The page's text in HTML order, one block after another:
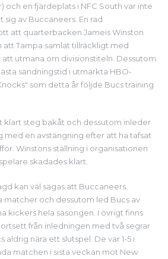
och en fjärdeplats i NFC South var inte
av Buccaneers. En rad
att quarterbacken Jameis Winston
att Tampa samlat tillräckligt med
utmana om divisionstiteln. Dessutom
sändningstid i utmärkta HBO-
som detta år följde Bucs training
klart steg bakåt och dessutom inleder
med en avstängning efter att ha tafsat
Winstons ställning i organisationen
skadades klart.
kan väl sägas att Buccaneers
matcher och dessutom led Bucs av
kickers hela säsongen. I övrigt finns
från inledningen med två segrar
aldrig nära ett slutspel. De var 1-5 i
matchen i sista veckan mot New